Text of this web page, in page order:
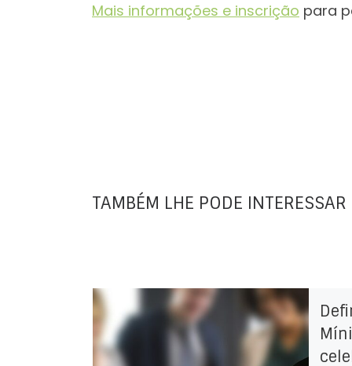
Mais informações e inscrição para
TAMBÉM LHE PODE INTERESSAR